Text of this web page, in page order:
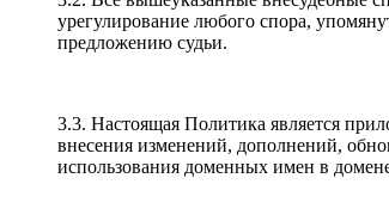
урегулирование любого спора,
предложению судьи.
3.3. Настоящая Политика является
внесения изменений, дополнений,
использования доменных имен в